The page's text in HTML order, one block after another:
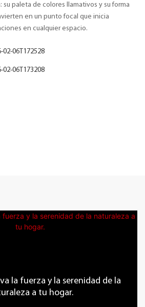
su paleta de colores llamativos y su forma
en un punto focal que inicia
en cualquier espacio.
la fuerza y ​​la serenidad de la
a tu hogar.